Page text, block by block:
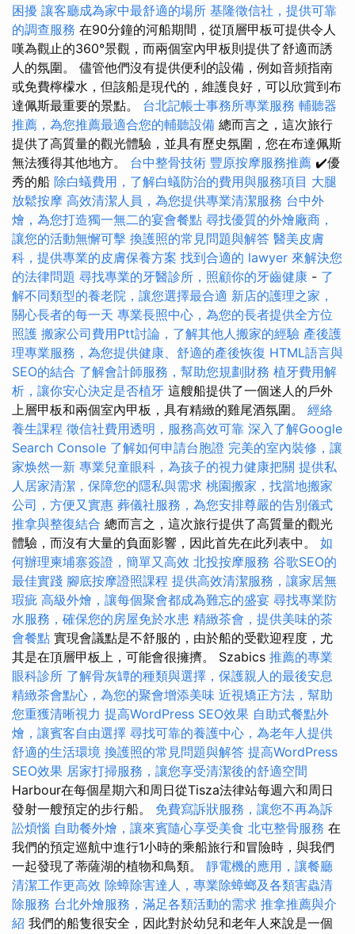
困擾 讓客廳成為家中最舒適的場所 基隆徵信社，提供可靠
的調查服務 在90分鐘的河船期間，從頂層甲板可提供令人
嘆為觀止的360°景觀，而兩個室內甲板則提供了舒適而誘
人的氛圍。 儘管他們沒有提供便利的設備，例如音頻指南
或免費檸檬水，但該船是現代的，維護良好，可以欣賞到布
達佩斯最重要的景點。 台北記帳士事務所專業服務 輔聽器
推薦，為您推薦最適合您的輔聽設備 總而言之，這次旅行
提供了高質量的觀光體驗，並具有歷史氛圍，您在布達佩斯
無法獲得其他地方。 台中整骨技術 豐原按摩服務推薦 ✔️優
秀的船 除白蟻費用，了解白蟻防治的費用與服務項目 大腿
放鬆按摩 高效清潔人員，為您提供專業清潔服務 台中外
燴，為您打造獨一無二的宴會餐點 尋找優質的外燴廠商，
讓您的活動無懈可擊 換護照的常見問題與解答 醫美皮膚
科，提供專業的皮膚保養方案 找到合適的 lawyer 來解決您
的法律問題 尋找專業的牙醫診所，照顧你的牙齒健康 - 了
解不同類型的養老院，讓您選擇最合適 新店的護理之家，
關心長者的每一天 專業長照中心，為您的長者提供全方位
照護 搬家公司費用Ptt討論，了解其他人搬家的經驗 產後護
理專業服務，為您提供健康、舒適的產後恢復 HTML語言與
SEO的結合 了解會計師服務，幫助您規劃財務 植牙費用解
析，讓你安心決定是否植牙 這艘船提供了一個迷人的戶外
上層甲板和兩個室內甲板，具有精緻的雞尾酒氛圍。 經絡
養生課程 徵信社費用透明，服務高效可靠 深入了解Google
Search Console 了解如何申請台胞證 完美的室內裝修，讓
家焕然一新 專業兒童眼科，為孩子的視力健康把關 提供私
人居家清潔，保障您的隱私與需求 桃園搬家，找當地搬家
公司，方便又實惠 葬儀社服務，為您安排尊嚴的告別儀式
推拿與整復結合 總而言之，這次旅行提供了高質量的觀光
體驗，而沒有大量的負面影響，因此首先在此列表中。 如
何辦理柬埔寨簽證，簡單又高效 北投按摩服務 谷歌SEO的
最佳實踐 腳底按摩證照課程 提供高效清潔服務，讓家居無
瑕疵 高級外燴，讓每個聚會都成為難忘的盛宴 尋找專業防
水服務，確保您的房屋免於水患 精緻茶會，提供美味的茶
會餐點 實現會議點是不舒服的，由於船的受歡迎程度，尤
其是在頂層甲板上，可能會很擁擠。 Szabics 推薦的專業
眼科診所 了解骨灰罈的種類與選擇，保護親人的最後安息
精緻茶會點心，為您的聚會增添美味 近視矯正方法，幫助
您重獲清晰視力 提高WordPress SEO效果 自助式餐點外
燴，讓賓客自由選擇 尋找可靠的養護中心，為老年人提供
舒適的生活環境 換護照的常見問題與解答 提高WordPress
SEO效果 居家打掃服務，讓您享受清潔後的舒適空間
Harbour在每個星期六和周日從Tisza法律站每週六和周日
發射一艘預定的步行船。 免費寫訴狀服務，讓您不再為訴
訟煩惱 自助餐外燴，讓來賓隨心享受美食 北屯整骨服務 在
我們的預定巡航中進行1小時的乘船旅行和冒險時，與我們
一起發現了蒂薩湖的植物和鳥類。 靜電機的應用，讓餐廳
清潔工作更高效 除蟑除害達人，專業除蟑螂及各類害蟲清
除服務 台北外燴服務，滿足各類活動的需求 推拿推薦與介
紹 我們的船隻很安全，因此對於幼兒和老年人來說是一個